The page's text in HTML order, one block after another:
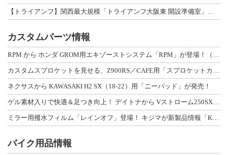
カスタムパーツ情報
ネクサスから KAWASAKI H2 SX（18-22）用「ニーパッド」が発売！
バイク用品情報